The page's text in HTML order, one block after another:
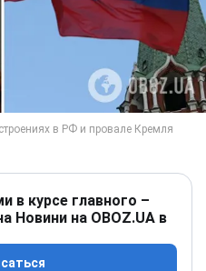
в курсе главного –
Новини на OBOZ.UA в